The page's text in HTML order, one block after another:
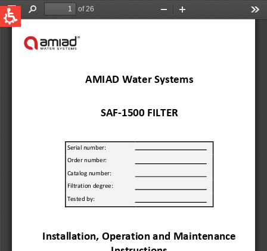
QUICK LINKS
News & Events
Global
English
Australia
English
Spanish